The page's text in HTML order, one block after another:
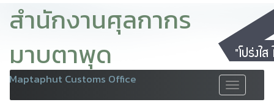
สำนักงานศุลกากร
มาบตาพุด
Maptaphut Customs Office
Toggle
navigation